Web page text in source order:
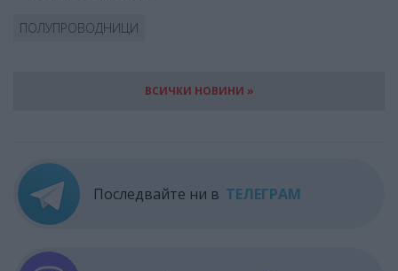
ПОЛУПРОВОДНИЦИ
ВСИЧКИ НОВИНИ »
Последвайте ни в ТЕЛЕГРАМ